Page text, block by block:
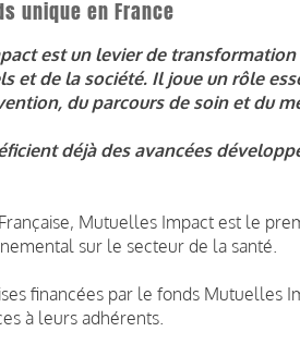
unique en France
est un levier de
et de la société. Il joue un rôle
du parcours de soin et du
déjà des avancées
Mutuelles Impact est le
sur le secteur de la santé.
financées par le fonds Mutuelles
à leurs adhérents.